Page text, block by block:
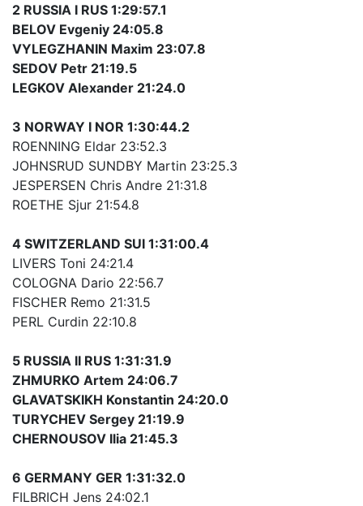
2 RUSSIA I RUS 1:29:57.1
BELOV Evgeniy 24:05.8
VYLEGZHANIN Maxim 23:07.8
SEDOV Petr 21:19.5
LEGKOV Alexander 21:24.0
3 NORWAY I NOR 1:30:44.2
ROENNING Eldar 23:52.3
JOHNSRUD SUNDBY Martin 23:25.3
JESPERSEN Chris Andre 21:31.8
ROETHE Sjur 21:54.8
4 SWITZERLAND SUI 1:31:00.4
LIVERS Toni 24:21.4
COLOGNA Dario 22:56.7
FISCHER Remo 21:31.5
PERL Curdin 22:10.8
5 RUSSIA II RUS 1:31:31.9
ZHMURKO Artem 24:06.7
GLAVATSKIKH Konstantin 24:20.0
TURYCHEV Sergey 21:19.9
CHERNOUSOV Ilia 21:45.3
6 GERMANY GER 1:31:32.0
FILBRICH Jens 24:02.1